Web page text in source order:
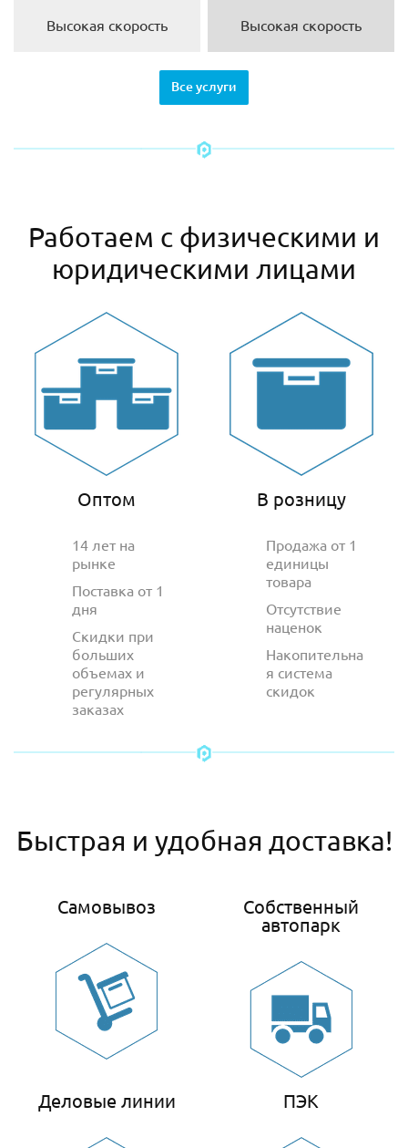
Высокая скорость Высокая скорость
Все услуги
Работаем с физическими и
юридическими лицами
Оптом
14 лет на
рынке
Поставка от 1
дня
Скидки при
больших
объемах и
регулярных
заказах
В розницу
Продажа от 1
единицы
товара
Отсутствие
наценок
Накопительна
я система
скидок
Быстрая и удобная доставка!
Самовывоз
Собственный
автопарк
Деловые линии ПЭК